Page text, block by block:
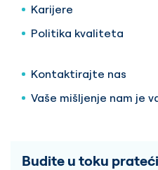
Karijere
Politika kvaliteta
Kontaktirajte nas
Vaše mišljenje nam je
Budite u toku